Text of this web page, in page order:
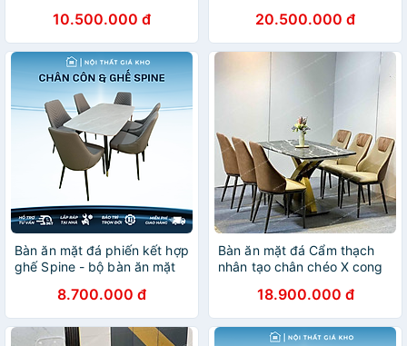
10.500.000 đ 20.500.000 đ
Bàn ăn mặt đá phiến kết hợp
ghế Spine - bộ bàn ăn mặt
8.700.000 đ
Bàn ăn mặt đá Cẩm thạch
nhân tạo chân chéo X cong
18.900.000 đ